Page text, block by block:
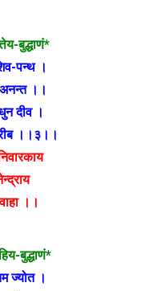
बुद्धाणं*
पन्थ ।
।।
दीव ।
।।३।।
।।
बुद्धाणं*
ज्योत ।